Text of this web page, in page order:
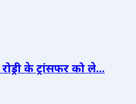
के ट्रांसफर को ले...